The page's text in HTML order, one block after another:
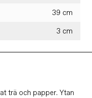
39 cm
3 cm
trä och papper. Ytan